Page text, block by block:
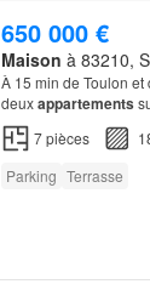
650 000 €
Maison à 83210,
À 15 min de Toulon
deuxappartements
7pièces
Parking Terrasse